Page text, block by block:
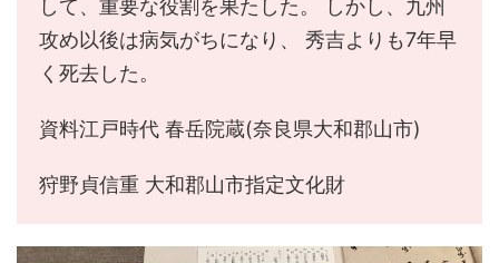
して、重要な役割を果たした。 しかし、九州
攻め以後は病気がちになり、 秀吉よりも7年早
く死去した。
資料江戸時代 春岳院蔵(奈良県大和郡山市)
狩野貞信重 大和郡山市指定文化財